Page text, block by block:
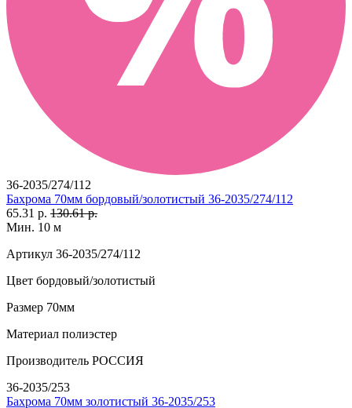
36-2035/274/112
Бахрома 70мм бордовый/золотистый 36-2035/274/112
65.31 р. 130.61 р.
Мин. 10 м
Артикул 36-2035/274/112
Цвет бордовый/золотистый
Размер 70мм
Материал полиэстер
Производитель РОССИЯ
36-2035/253
Бахрома 70мм золотистый 36-2035/253